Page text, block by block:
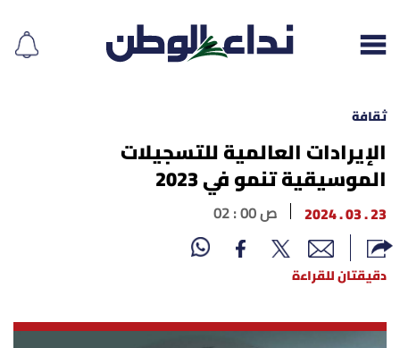
إقرأ الجريدة
لبنان
الغلاف
نداء اليوم
ثقافة
الإيرادات العالمية للتسجيلات
الموسيقية تنمو في 2023
23 . 03 . 2024 02 : 00 ص
دقيقتان للقراءة